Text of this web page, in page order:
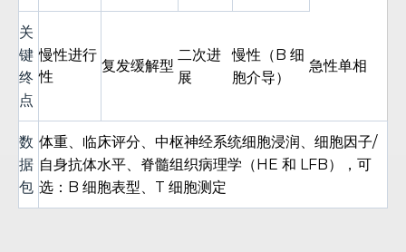
关
键
终
点
慢性进行
性
复发缓解型
二次进
展
慢性（B 细
胞介导）
急性单相
数
据
包
体重、临床评分、中枢神经系统细胞浸润、细胞因子/
自身抗体水平、脊髓组织病理学（HE 和 LFB），可
选：B 细胞表型、T 细胞测定